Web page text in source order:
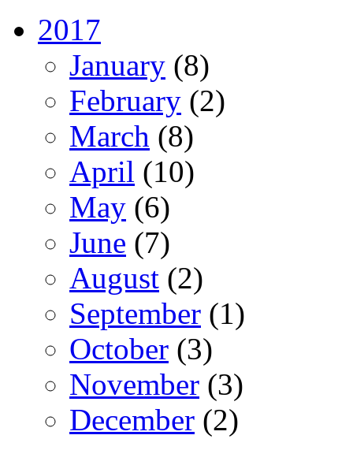
2017
January (8)
February (2)
March (8)
April (10)
May (6)
June (7)
August (2)
September (1)
October (3)
November (3)
December (2)